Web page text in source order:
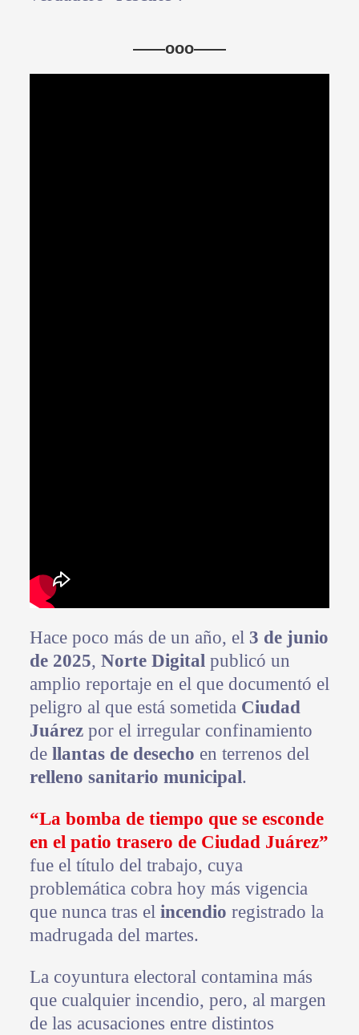
——ooo——
Hace poco más de un año, el 3 de junio
de 2025, Norte Digitalpublicó un
amplio reportaje en el que documentó el
peligro al que está sometida Ciudad
Juárezpor el irregular confinamiento
de llantas de desecho en terrenos del
relleno sanitario municipal.
“La bomba de tiempo que se esconde
en el patio trasero de Ciudad Juárez”
fue el título del trabajo, cuya
problemática cobra hoy más vigencia
que nunca tras el incendio registrado la
madrugada del martes.
La coyuntura electoral contamina más
que cualquier incendio, pero, al margen
de las acusaciones entre distintos